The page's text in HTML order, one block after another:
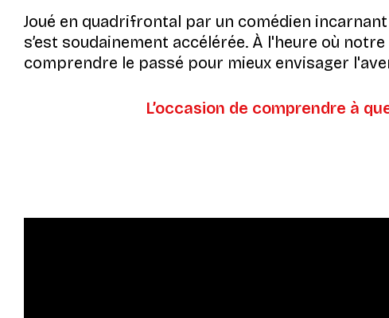
Joué en quadrifrontal par un comédien
s’est soudainement accélérée. À l'heure où
comprendre le passé pour mieux envisager
L’occasion de comprendre à